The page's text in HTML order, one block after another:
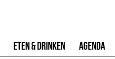
Eten & Drinken Agenda